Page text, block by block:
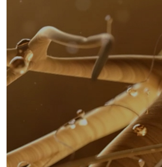
哈佛医学院
博士后